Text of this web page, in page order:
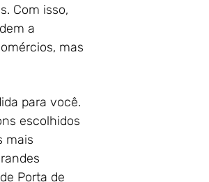
Com isso,
a
mas
para você.
escolhidos
mais
Porta de